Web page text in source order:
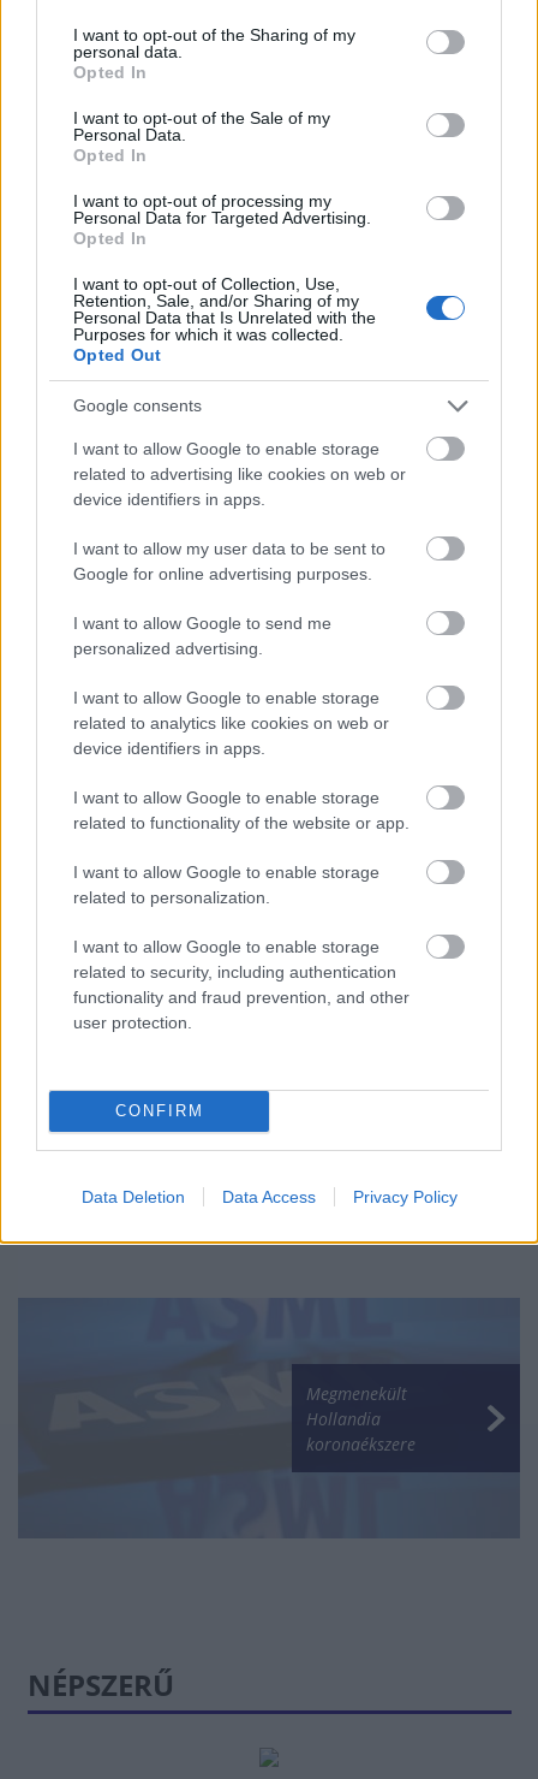
not limited to your visit or usage behaviour. You may click to
grant or deny consent to Google and its third-party tags to
use your data for below specified purposes in below Google
consent section.
I want to opt-out of the Sharing of my
personal data.
Opted In
I want to opt-out of the Sale of my
Personal Data.
Opted In
I want to opt-out of processing my
Personal Data for Targeted Advertising.
Opted In
I want to opt-out of Collection, Use,
Retention, Sale, and/or Sharing of my
Personal Data that Is Unrelated with the
Purposes for which it was collected.
Opted Out
Google consents
I want to allow Google to enable storage
related to advertising like cookies on web or
device identifiers in apps.
I want to allow my user data to be sent to
Google for online advertising purposes.
I want to allow Google to send me
personalized advertising.
I want to allow Google to enable storage
related to analytics like cookies on web or
device identifiers in apps.
I want to allow Google to enable storage
related to functionality of the website or app.
I want to allow Google to enable storage
related to personalization.
I want to allow Google to enable storage
related to security, including authentication
functionality and fraud prevention, and other
user protection.
CONFIRM
Data Deletion Data Access Privacy Policy
Uniós források: íme a teendők, amelyek a
pénzek érkezéséhez még szükségesek
ELEMZÉSEK 2026. júl. 20.
Minden idők legjövedelmezőbbje és
legdrágábbja volt az amerikai foci vb -
gyorsmérleg
HÍREK 2026. júl. 20.
Mi lett Alain Delon vagyonával? Adóhatósági
csavar a sztoriban
Harmincszorosára
aranytartaléka
Megmenekült
Hollandia
koronaékszere
NÉPSZERŰ